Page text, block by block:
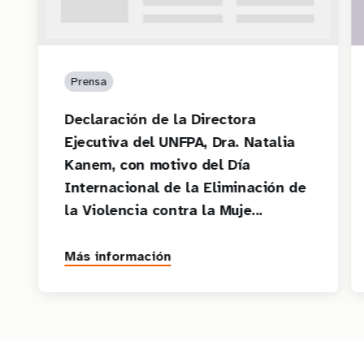
Prensa
Declaración de la Directora
Ejecutiva del UNFPA, Dra. Natalia
Kanem, con motivo del Día
Internacional de la Eliminación de
la Violencia contra la Muje...
Más información